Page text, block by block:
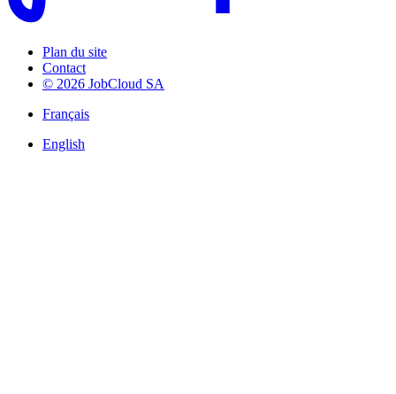
Plan du site
Contact
© 2026 JobCloud SA
Français
English